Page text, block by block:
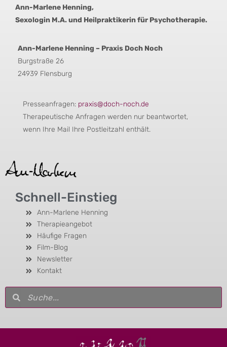
Ann-Marlene Henning,
Sexologin M.A. und Heilpraktikerin für Psychotherapie.
Ann-Marlene Henning – Praxis Doch Noch
Burgstraße 26
24939 Flensburg
Presseanfragen: praxis@doch-noch.de
Therapeutische Anfragen werden nur beantwortet,
wenn Ihre Mail Ihre Postleitzahl enthält.
Schnell-Einstieg
Ann-Marlene Henning
Therapieangebot
Häufige Fragen
Film-Blog
Newsletter
Kontakt
SucheSuche